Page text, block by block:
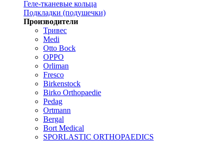
Геле-тканевые кольца
Подкладки (подушечки)
Производители
Тривес
Medi
Otto Bock
OPPO
Orliman
Fresco
Birkenstock
Birko Orthopaedie
Pedag
Ortmann
Bergal
Bort Medical
SPORLASTIC ORTHOPAEDICS